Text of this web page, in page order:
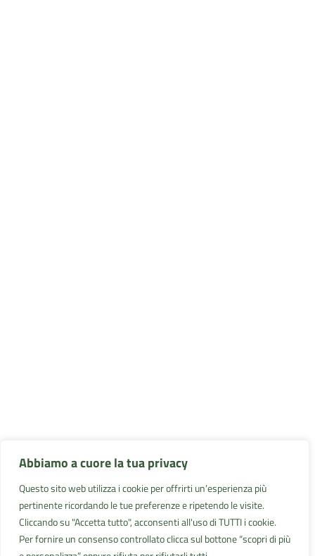
Abbiamo a cuore la tua privacy
Questo sito web utilizza i cookie per offrirti un’esperienza più
pertinente ricordando le tue preferenze e ripetendo le visite.
Cliccando su "Accetta tutto", acconsenti all'uso di TUTTI i cookie.
Per fornire un consenso controllato clicca sul bottone “scopri di più